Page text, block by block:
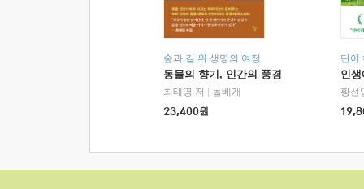
숲과 길 위 생명의 여정
동물의 향기, 인간의 풍경
최태영 저
돌베개
23,400원
단어
인
황선